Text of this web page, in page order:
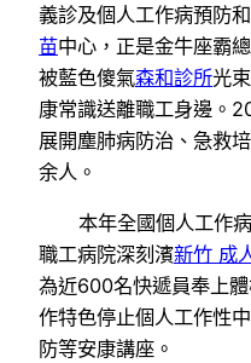
義診及個人工作病預防
苗中心，正是金牛座霸
被藍色傻氣森和診所光
康常識送離職工身邊。
展開塵肺病防治、急救
余人。
本年全國個人工作
職工病院深刻濱新竹 成
為近600名快遞員奉上
作特色停止個人工作性
防等安康講座。